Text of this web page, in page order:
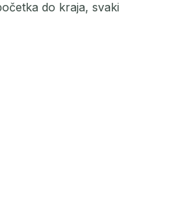
do kraja, svaki